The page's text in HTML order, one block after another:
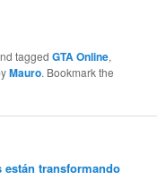
taggedGTA Online,
Mauro. Bookmark the
están transformando